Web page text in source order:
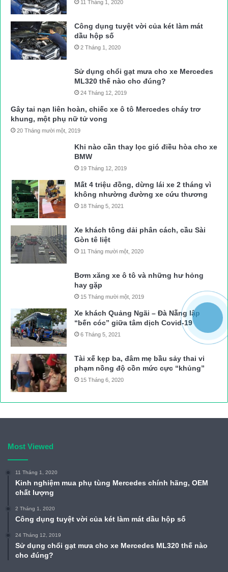
11 Tháng 1, 2020
Công dụng tuyệt vời của két làm mát
dầu hộp số
2 Tháng 1, 2020
Sử dụng chổi gạt mưa cho xe Mercedes
ML320 thế nào cho đúng?
24 Tháng 12, 2019
Gây tai nạn liên hoàn, chiếc xe ô tô Mercedes cháy trơ
khung, một phụ nữ tử vong
20 Tháng mười một, 2019
Khi nào cần thay lọc gió điều hòa cho xe
BMW
19 Tháng 12, 2019
Mất 4 triệu đồng, dừng lái xe 2 tháng vì
không nhường đường xe cứu thương
18 Tháng 5, 2021
Xe khách tông dải phân cách, cầu Sài
Gòn tê liệt
11 Tháng mười một, 2020
Bơm xăng xe ô tô và những hư hỏng
hay gặp
15 Tháng mười một, 2019
Xe khách Quảng Ngãi – Đà Nẵng lập
“bến cóc” giữa tâm dịch Covid-19
6 Tháng 5, 2021
Tài xế kẹp ba, đâm mẹ bầu sảy thai vi
phạm nồng độ cồn mức cực “khủng”
15 Tháng 6, 2020
Most Viewed
11 Tháng 1, 2020
Kinh nghiệm mua phụ tùng Mercedes chính hãng, OEM
chất lượng
2 Tháng 1, 2020
Công dụng tuyệt vời của két làm mát dầu hộp số
24 Tháng 12, 2019
Sử dụng chổi gạt mưa cho xe Mercedes ML320 thế nào
cho đúng?